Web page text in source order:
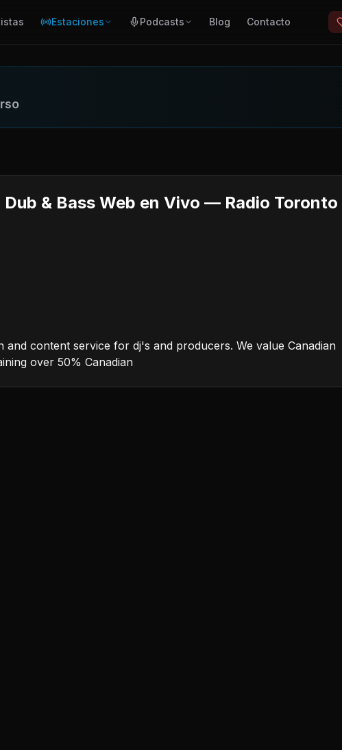
Estaciones Podcasts Blog Contacto
& Bass Web en Vivo — Radio Toronto
and content service for dj's and producers. We value Canadian
over 50% Canadian